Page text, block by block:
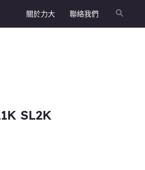
關於力大 聯絡我們
搜
尋
SL2K